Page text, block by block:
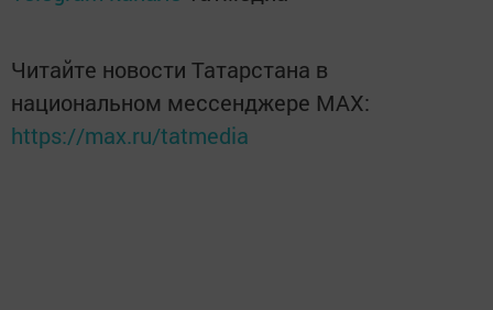
Читайте новости Татарстана в
национальном мессенджере MАХ:
https://max.ru/tatmedia